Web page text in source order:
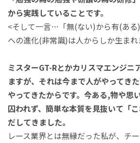
から実践していることです。
<そして一言…「無(ない)から有(ある
への進化(非常識)は人からしか生ま
ミスターGT-Rとかカリスマエンジニ
ますが、それは今まで人がやってき
やってきたからです。今ある,物や思
囚われず、簡単な本質を見抜いて「こ
だしてきました。
レース業界とは無縁だった私が、チ